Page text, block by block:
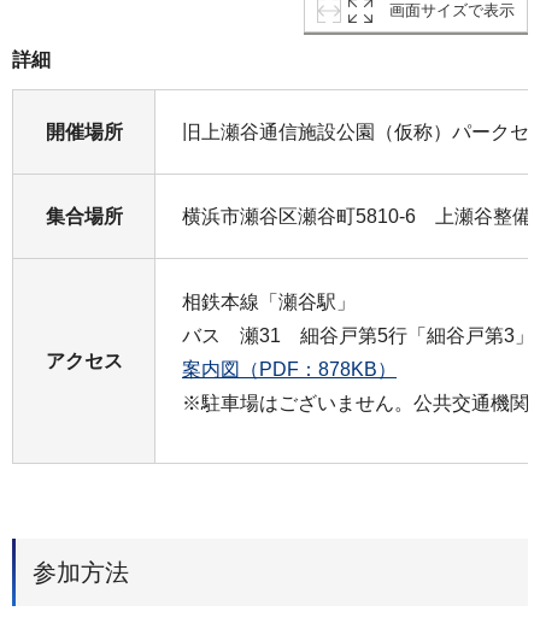
画面サイズで表示
詳細
開催場所 旧上瀬谷通信施設公園（仮称）パークセ
集合場所 横浜市瀬谷区瀬谷町5810-6 上瀬谷整備
アクセス
相鉄本線「瀬谷駅」
バス 瀬31 細谷戸第5行「細谷戸第3」
案内図（PDF：878KB）
※駐車場はございません。公共交通機関
参加方法